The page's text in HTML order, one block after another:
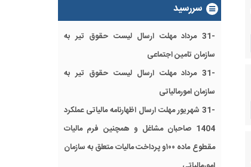
سررسید
-31 مرداد مهلت ارسال ليست حقوق تیر به
سازمان تامین اجتماعی
-31 مرداد مهلت ارسال ليست حقوق تیر به
سازمان امورمالیاتی
-31 شهریور مهلت ارسال اظهارنامه مالیاتی عملکرد
1404 صاحبان مشاغل و همچنین فرم مالیات
مقطوع ماده ۱۰۰و پرداخت مالیات متعلق به سازمان